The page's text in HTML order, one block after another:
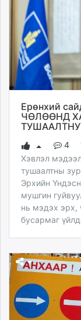
Ерөнхий
ЧӨЛӨӨНД
4
Хэвлэл
тушаалтны
Эрхийн
мушгин
нь мэдэх эрх,
бусармаг